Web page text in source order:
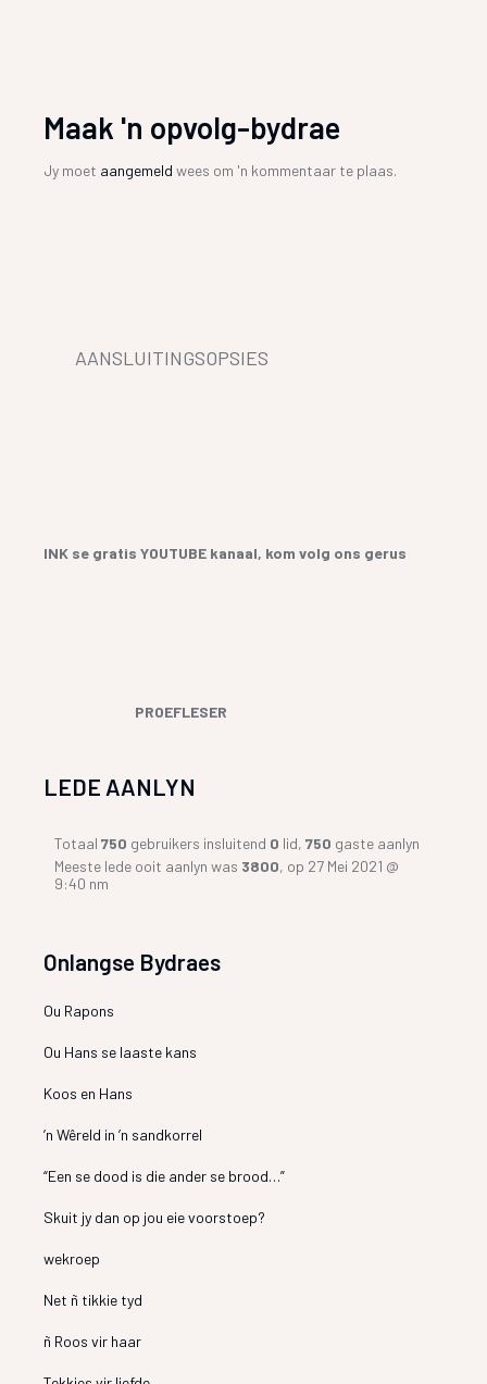
Maak 'n opvolg-bydrae
Jy moet aangemeld wees om 'n kommentaar te plaas.
AANSLUITINGSOPSIES
INK se gratis YOUTUBE kanaal, kom volg ons gerus
PROEFLESER
LEDE AANLYN
Totaal750 gebruikers insluitend 0 lid,750 gaste aanlyn
Meeste lede ooit aanlyn was 3800, op 27 Mei 2021 @
9:40 nm
Onlangse Bydraes
Ou Rapons
Ou Hans se laaste kans
Koos en Hans
’n Wêreld in ’n sandkorrel
“Een se dood is die ander se brood…”
Skuit jy dan op jou eie voorstoep?
wekroep
Net ñ tikkie tyd
ñ Roos vir haar